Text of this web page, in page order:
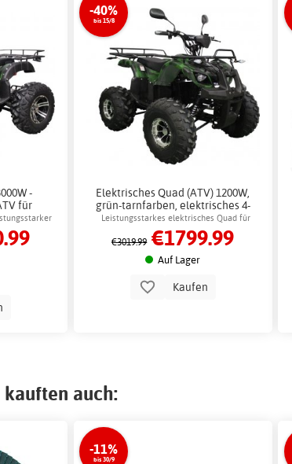
-
für
+
Freien
-40%
bis 15/8
Elektrisches Quad (ATV) 1200W,
grün-tarnfarben, elektrisches 4-
Rad für Kinder + Schlosskette
Leistungsstarkes elektrisches Quad für
Kinder und Hobbyisten
€3019.99 €1799.99
Auf Lager
Kaufen
auch:
-11%
bis 30/9